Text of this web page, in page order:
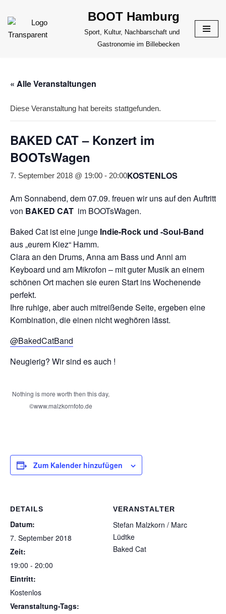
Zum
Inhalt
BOOT Hamburg
Sport, Kultur, Nachbarschaft und
Gastronomie im Billebecken
« Alle Veranstaltungen
Diese Veranstaltung hat bereits stattgefunden.
BAKED CAT – Konzert im
BOOTsWagen
7. September 2018 @ 19:00 - 20:00KOSTENLOS
Am Sonnabend, dem 07.09. freuen wir uns auf den Auftritt
von BAKED CAT im BOOTsWagen.
Baked Cat ist eine junge Indie-Rock und -Soul-Band
aus „eurem Kiez“ Hamm.
Clara an den Drums, Anna am Bass und Anni am
Keyboard und am Mikrofon – mit guter Musik an einem
schönen Ort machen sie euren Start ins Wochenende
perfekt.
Ihre ruhige, aber auch mitreißende Seite, ergeben eine
Kombination, die einen nicht weghören lässt.
@BakedCatBand
Neugierig? Wir sind es auch !
Nothing is more worth then this day,
©www.malzkornfoto.de
Zum Kalender hinzufügen
DETAILS
Datum:
7. September 2018
Zeit:
19:00 - 20:00
Eintritt:
Kostenlos
Veranstaltung-Tags:
VERANSTALTER
Stefan Malzkorn / Marc
Lüdtke
Baked Cat